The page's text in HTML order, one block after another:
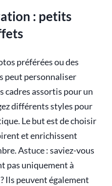
: petits
préférées ou des
peut personnaliser
cadres assortis pour un
différents styles pour
Le but est de choisir
et enrichissent
Astuce : saviez-vous
pas uniquement à
Ils peuvent également